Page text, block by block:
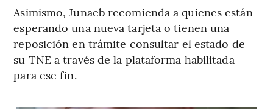
Asimismo, Junaeb recomienda a quienes están
esperando una nueva tarjeta o tienen una
reposición en trámite consultar el estado de
su TNE a través de la plataforma habilitada
para ese fin.